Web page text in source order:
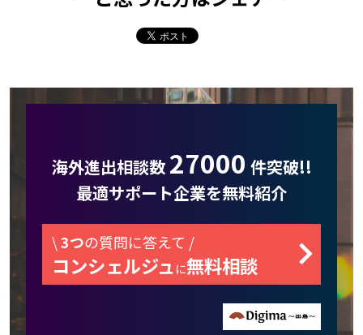
海外進出相談数 27000 件突破!!
最適サポート企業を無料紹介
\3つの質問に答えて /
コンシェルジュ に無料相談